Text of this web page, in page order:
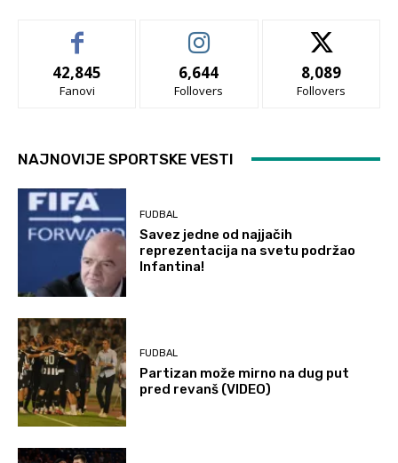
42,845
Fanovi
6,644
Follovers
8,089
Follovers
NAJNOVIJE SPORTSKE VESTI
FUDBAL
Savez jedne od najjačih
reprezentacija na svetu podržao
Infantina!
FUDBAL
Partizan može mirno na dug put
pred revanš (VIDEO)